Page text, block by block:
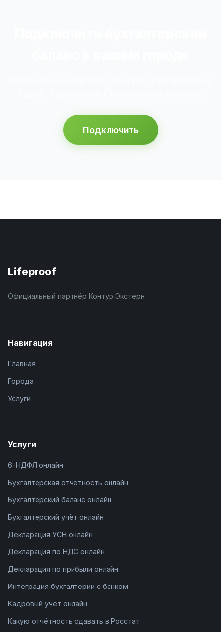
Подключить
Lifeproof
Официальный партнёр Контур.Экстерн
Навигация
Главная
Города
Услуги
Услуги
6-НДФЛ онлайн
Бухгалтерская отчётность онлайн
Бухгалтерский баланс онлайн
Бухгалтерский учёт онлайн
Декларация УСН онлайн
Декларация по НДС онлайн
Декларация по прибыли онлайн
Интеграция бухгалтерии с банком
Кадровый учёт онлайн
Какую отчётность сдавать в Росстат